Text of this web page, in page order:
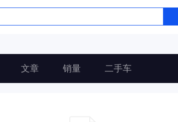
文章 销量 二手车